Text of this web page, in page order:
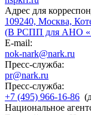
Адрес для
109240, Москва,
(В РСПП для АНО
E-mail:
nok-nark@nark.ru
Пресс-служба:
pr@nark.ru
Пресс-служба:
+7 (495) 966-16-86
Национальное